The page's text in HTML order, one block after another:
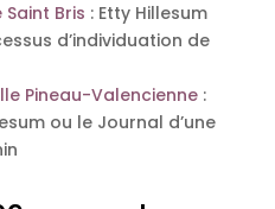
Bris : Etty Hillesum
d’individuation de
Pineau-Valencienne:
ou le Journal d’une